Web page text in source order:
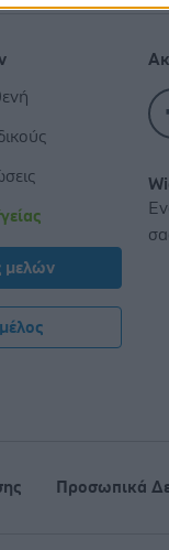
μελών
Προσωπικά